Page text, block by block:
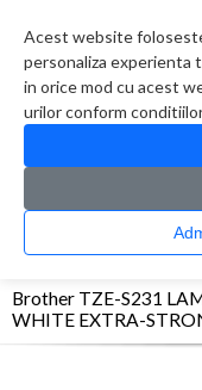
Acest website
personaliza experienta
in orice mod cu acest
urilor conform
CATALOG
Consumabile
Brother TZE-S231
WHITE EXTRA-